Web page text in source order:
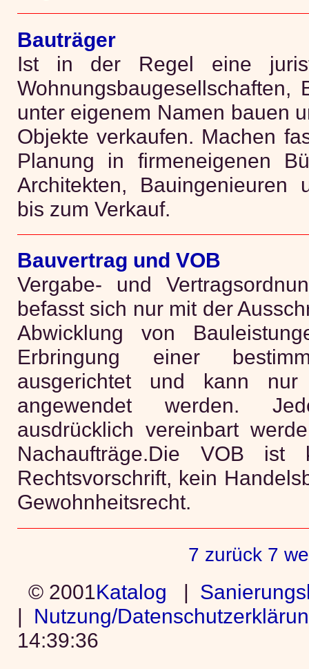
Bauträger
Ist in der Regel eine
Wohnungsbaugesellschaften,
unter eigenem Namen bauen
Objekte verkaufen. Machen
Planung in firmeneigenen
Architekten, Bauingenieuren
bis zum Verkauf.
Bauvertrag und VOB
Vergabe- und
befasst sich nur mit der
Abwicklung von
Erbringung einer
ausgerichtet und kann
angewendet werden.
ausdrücklich vereinbart
Nachaufträge.Die VOB ist
Rechtsvorschrift, kein
Gewohnheitsrecht.
7 zurück 7
© 2001Katalog
Nutzung/
14:39:36